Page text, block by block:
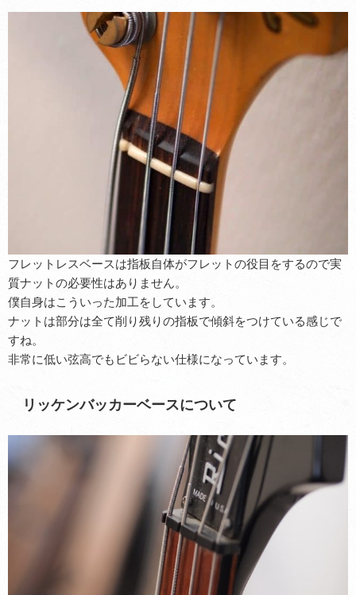
フレットレスベースは指板自体がフレットの役目をするので実
質ナットの必要性はありません。
僕自身はこういった加工をしています。
ナットは部分は全て削り残りの指板で傾斜をつけている感じで
すね。
非常に低い弦高でもビビらない仕様になっています。
リッケンバッカーベースについて